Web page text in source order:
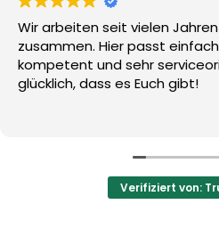
Wir arbeiten seit vielen Jahren
zusammen. Hier passt einfach
kompetent und sehr
glücklich, dass es Euch gibt!
Verifiziert von: